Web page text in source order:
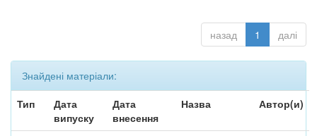
назад 1 далі
Знайдені матеріали:
Тип
Дата
випуску
Дата
внесення
Назва Автор(и)